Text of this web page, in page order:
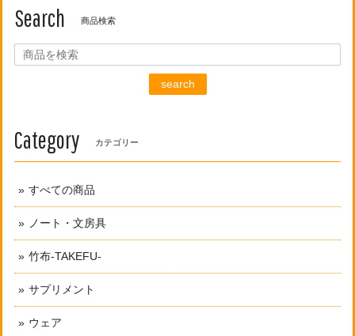
Search 商品検索
search
Category カテゴリー
すべての商品
ノート・文房具
竹布-TAKEFU-
サプリメント
ウェア